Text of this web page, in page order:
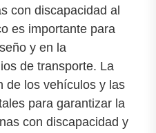
con discapacidad al
es importante para
y en la
de transporte. La
de los vehículos y las
para garantizar la
con discapacidad y